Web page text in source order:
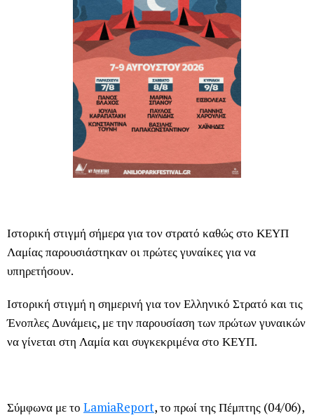
Ιστορική στιγμή σήμερα για τον στρατό καθώς στο ΚΕΥΠ
Λαμίας παρουσιάστηκαν οι πρώτες γυναίκες για να
υπηρετήσουν.
Ιστορική στιγμή η σημερινή για τον Ελληνικό Στρατό και τις
Ένοπλες Δυνάμεις, με την παρουσίαση των πρώτων γυναικών
να γίνεται στη Λαμία και συγκεκριμένα στο ΚΕΥΠ.
Σύμφωνα με το LamiaReport, το πρωί της Πέμπτης (04/06),